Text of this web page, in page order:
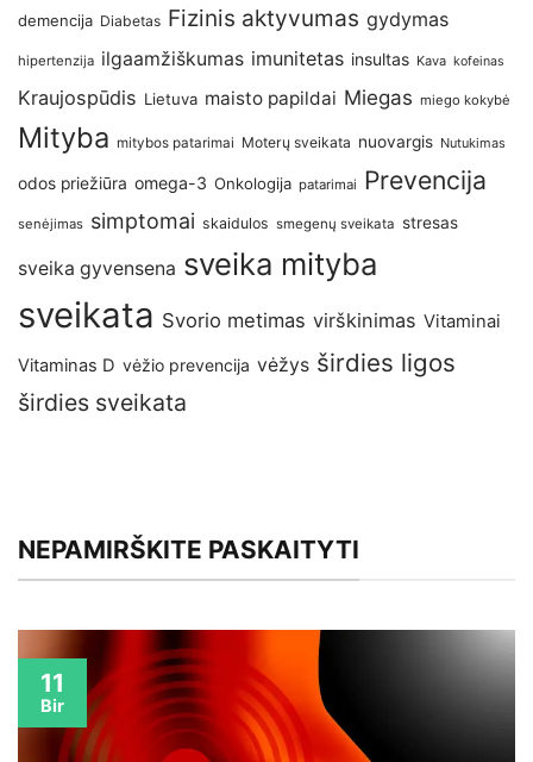
demencija Diabetas Fizinis aktyvumas gydymas
hipertenzija ilgaamžiškumas imunitetas insultas Kava kofeinas
Kraujospūdis Lietuva maisto papildai Miegas miego kokybė
Mityba mitybos patarimai Moterų sveikata nuovargis Nutukimas
odos priežiūra omega-3 Onkologija patarimai Prevencija
senėjimas simptomai skaidulos smegenų sveikata stresas
sveika gyvensena sveika mityba
sveikata Svorio metimas virškinimas Vitaminai
Vitaminas D vėžio prevencija vėžys širdies ligos
širdies sveikata
NEPAMIRŠKITE PASKAITYTI
11
Bir